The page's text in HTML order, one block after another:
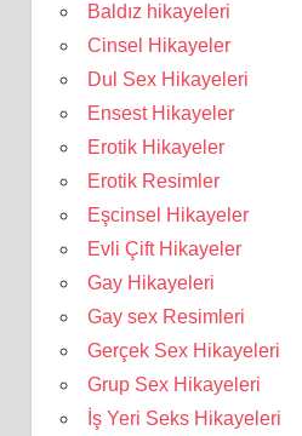
Baldız hikayeleri
Cinsel Hikayeler
Dul Sex Hikayeleri
Ensest Hikayeler
Erotik Hikayeler
Erotik Resimler
Eşcinsel Hikayeler
Evli Çift Hikayeler
Gay Hikayeleri
Gay sex Resimleri
Gerçek Sex Hikayeleri
Grup Sex Hikayeleri
İş Yeri Seks Hikayeleri